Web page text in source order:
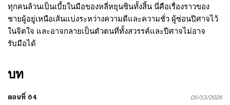
ทุกคนล้วนเป็นเบี้ยในมือของหลี่หยุนซินทั้งสิ้น นี่คือเรื่องราวของ
ชายผู้อยู่เหนือเส้นแบ่งระหว่างความดีและความชั่ว ผู้ซ่อนปีศาจไว้
ในจิตใจ และอาจกลายเป็นตัวตนที่ทั้งสวรรค์และปีศาจไม่อาจ
รับมือได้
บท
ตอนที่ 64 05/13/2026